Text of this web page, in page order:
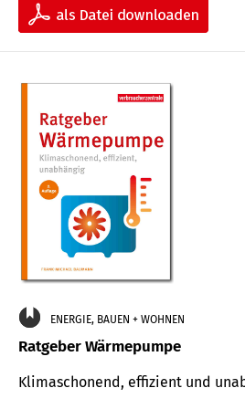
ENERGIE, BAUEN + WOHNEN
Ratgeber Wärmepumpe
Klimaschonend, effizient und